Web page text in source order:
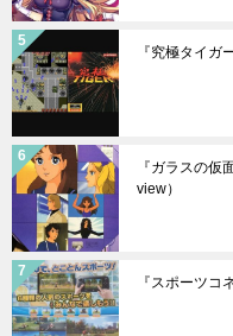
『究極タイガ
『ガラスの仮
view）
『スポーツコ